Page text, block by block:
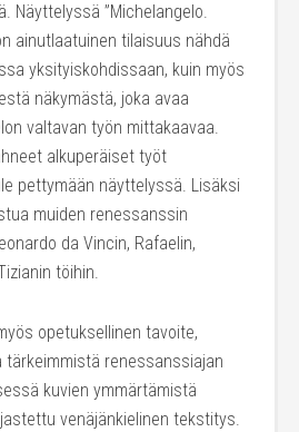
Näyttelyssä ”Michelangelo.
ainutlaatuinen tilaisuus nähdä
yksityiskohdissaan, kuin myös
näkymästä, joka avaa
valtavan työn mittakaavaa.
alkuperäiset työt
pettymään näyttelyssä. Lisäksi
muiden renessanssin
da Vincin, Rafaelin,
töihin.
opetuksellinen tavoite,
tärkeimmistä renessanssiajan
kuvien ymmärtämistä
venäjänkielinen tekstitys.